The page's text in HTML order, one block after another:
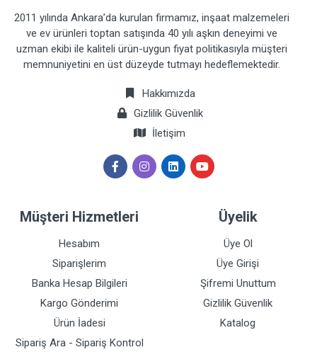
2011 yılında Ankara’da kurulan firmamız, inşaat malzemeleri
ve ev ürünleri toptan satışında 40 yılı aşkın deneyimi ve
uzman ekibi ile kaliteli ürün-uygun fiyat politikasıyla müşteri
memnuniyetini en üst düzeyde tutmayı hedeflemektedir.
Hakkımızda
Gizlilik Güvenlik
İletişim
Müşteri Hizmetleri
Hesabım
Siparişlerim
Banka Hesap Bilgileri
Kargo Gönderimi
Ürün İadesi
Sipariş Ara - Sipariş Kontrol
Üyelik
Üye Ol
Üye Girişi
Şifremi Unuttum
Gizlilik Güvenlik
Katalog